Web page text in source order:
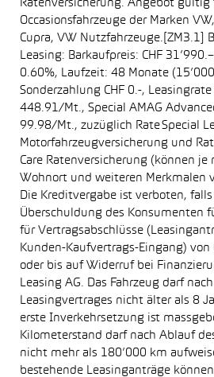
Ratenversicherung. Angebot
Occasionsfahrzeuge der Marken
Cupra, VW Nutzfahrzeuge.[ZM3.1]
Leasing: Barkaufpreis: CHF
0.60%, Laufzeit: 48 Monate
Sonderzahlung CHF 0.-, Leasingrate
448.91/Mt., Special AMAG
99.98/Mt., zuzüglich Rate Special
Motorfahrzeugversicherung und
Care Ratenversicherung (können je
Wohnort und weiteren Merkmalen
Die Kreditvergabe ist verboten,
Überschuldung des Konsumenten
für Vertragsabschlüsse
Kunden-Kaufvertrags-Eingang)
oder bis auf Widerruf bei
Leasing AG. Das Fahrzeug darf
Leasingvertrages nicht älter als 8
erste Inverkehrsetzung ist
Kilometerstand darf nach Ablauf
nicht mehr als 180’000 km
bestehende Leasinganträge